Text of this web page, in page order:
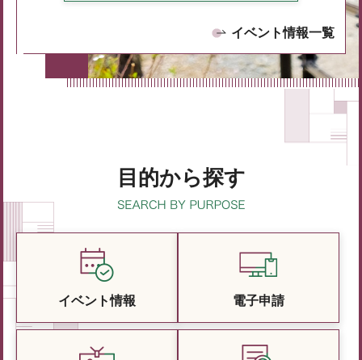
イベント情報一覧
目的から探す
イベント情報 電子申請